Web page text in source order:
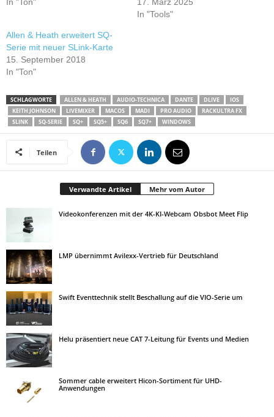
In "Tools"
Allen & Heath erweitert SQ-
Serie mit neuer SLink-Karte
15. September 2018
In "Ton"
SCHLAGWORTE ALLEN & HEATH AUDIO-TECHNICA DANTE DLIVE
IOS
KEITH JOHNSON
LIVEMIXER MACOS MADI PRO AUDIO
RACKULTRA FX
SLINK
SQ-SERIE SQ+ SQ5+ SQ6 SQ7+ WINDOWS
Teilen
Verwandte Artikel Mehr vom Autor
Videokonferenzen mit der 4K-KI-Webcam Obsbot Meet Flip
LMP übernimmt Avilexx-Vertrieb für Deutschland
Swift Eventtechnik stellt Beschallung auf die VIO-Serie um
Helu präsentiert neue CAT 7-Leitung für Events und Medien
Sommer cable erweitert Hicon-Sortiment für UHD-
Anwendungen